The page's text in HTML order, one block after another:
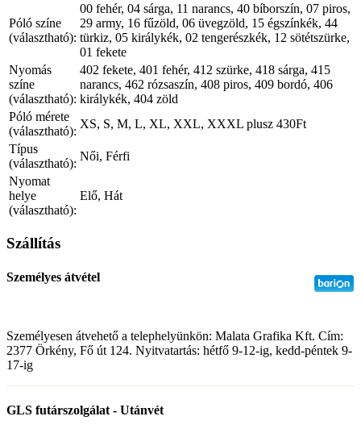
Póló színe
(választható):
00 fehér, 04 sárga, 11 narancs, 40 bíborszín, 07 piros,
29 army, 16 fűzöld, 06 üvegzöld, 15 égszínkék, 44
türkiz, 05 királykék, 02 tengerészkék, 12 sötétszürke,
01 fekete
Nyomás
színe
(választható):
402 fekete, 401 fehér, 412 szürke, 418 sárga, 415
narancs, 462 rózsaszín, 408 piros, 409 bordó, 406
királykék, 404 zöld
Póló mérete
(választható):
XS, S, M, L, XL, XXL, XXXL plusz 430Ft
Típus
(választható):
Női, Férfi
Nyomat
helye
(választható):
Elő, Hát
Szállítás
Személyes átvétel
Személyesen átvehető a telephelyünkön: Malata Grafika Kft. Cím:
2377 Örkény, Fő út 124. Nyitvatartás: hétfő 9-12-ig, kedd-péntek 9-
17-ig
GLS futárszolgálat - Utánvét